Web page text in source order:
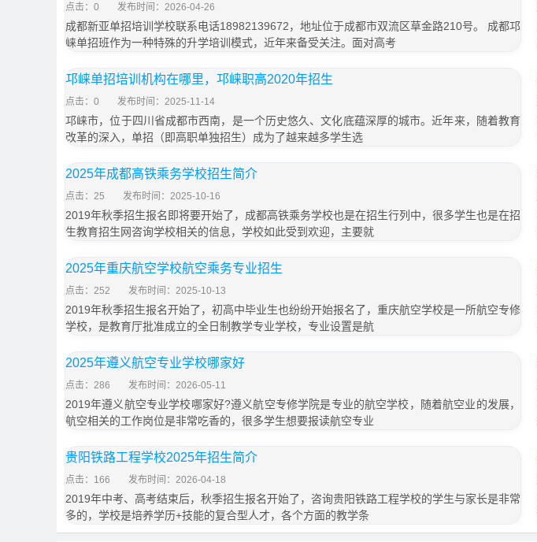
点击：0 发布时间：2026-04-26
成都新亚单招培训学校联系电话18982139672，地址位于成都市双流区草金路210号。 成都邛
崃单招班作为一种特殊的升学培训模式，近年来备受关注。面对高考
邛崃单招培训机构在哪里，邛崃职高2020年招生
点击：0 发布时间：2025-11-14
邛崃市，位于四川省成都市西南，是一个历史悠久、文化底蕴深厚的城市。近年来，随着教育
改革的深入，单招（即高职单独招生）成为了越来越多学生选
2025年成都高铁乘务学校招生简介
点击：25 发布时间：2025-10-16
2019年秋季招生报名即将要开始了，成都高铁乘务学校也是在招生行列中，很多学生也是在招
生教育招生网咨询学校相关的信息，学校如此受到欢迎，主要就
2025年重庆航空学校航空乘务专业招生
点击：252 发布时间：2025-10-13
2019年秋季招生报名开始了，初高中毕业生也纷纷开始报名了，重庆航空学校是一所航空专修
学校，是教育厅批准成立的全日制教学专业学校，专业设置是航
2025年遵义航空专业学校哪家好
点击：286 发布时间：2026-05-11
2019年遵义航空专业学校哪家好?遵义航空专修学院是专业的航空学校，随着航空业的发展，
航空相关的工作岗位是非常吃香的，很多学生想要报读航空专业
贵阳铁路工程学校2025年招生简介
点击：166 发布时间：2026-04-18
2019年中考、高考结束后，秋季招生报名开始了，咨询贵阳铁路工程学校的学生与家长是非常
多的，学校是培养学历+技能的复合型人才，各个方面的教学条